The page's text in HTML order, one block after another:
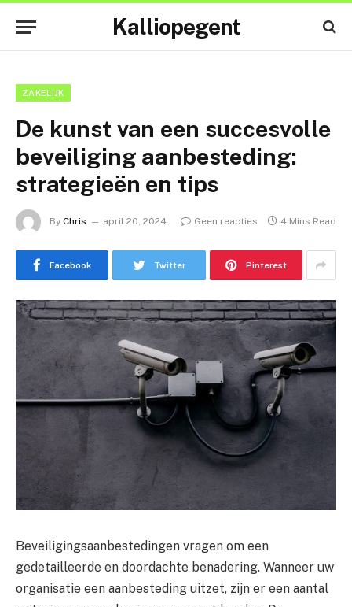
Kalliopegent
ZAKELIJK
De kunst van een succesvolle
beveiliging aanbesteding:
strategieën en tips
By Chris april 20, 2024 Geen reacties 4 Mins Read
Facebook Twitter Pinterest
Beveiligingsaanbestedingen vragen om een
gedetailleerde en doordachte benadering. Wanneer uw
organisatie een aanbesteding uitzet, zijn er een aantal